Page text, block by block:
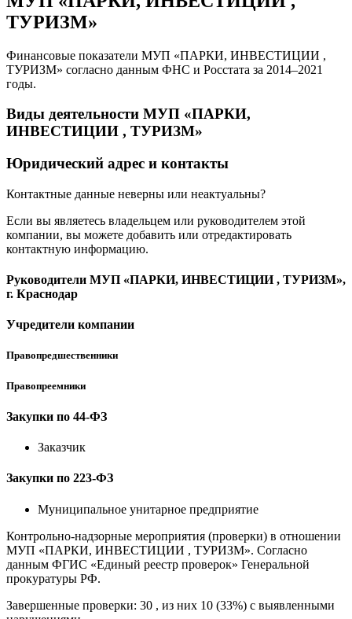
ТУРИЗМ»
Финансовые показатели МУП «ПАРКИ, ИНВЕСТИЦИИ ,
ТУРИЗМ» согласно данным ФНС и Росстата за 2014–2021
годы.
Виды деятельности МУП «ПАРКИ,
ИНВЕСТИЦИИ , ТУРИЗМ»
Юридический адрес и контакты
Контактные данные неверны или неактуальны?
Если вы являетесь владельцем или руководителем этой
компании, вы можете добавить или отредактировать
контактную информацию.
Руководители МУП «ПАРКИ, ИНВЕСТИЦИИ , ТУРИЗМ»,
г. Краснодар
Учредители компании
Правопредшественники
Правопреемники
Закупки по 44-ФЗ
Заказчик
Закупки по 223-ФЗ
Муниципальное унитарное предприятие
Контрольно-надзорные мероприятия (проверки) в отношении
МУП «ПАРКИ, ИНВЕСТИЦИИ , ТУРИЗМ». Согласно
данным ФГИС «Единый реестр проверок» Генеральной
прокуратуры РФ.
Завершенные проверки: 30 , из них 10 (33%) с выявленными